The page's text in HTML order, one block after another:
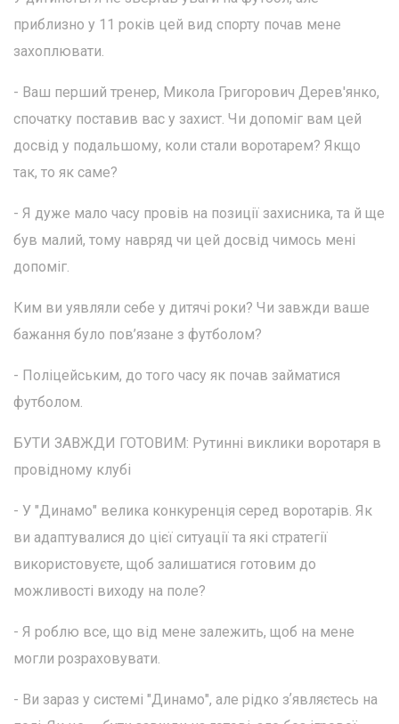
приблизно у 11 років цей вид спорту почав мене
захоплювати.
- Ваш перший тренер, Микола Григорович Дерев'янко,
спочатку поставив вас у захист. Чи допоміг вам цей
досвід у подальшому, коли стали воротарем? Якщо
так, то як саме?
- Я дуже мало часу провів на позиції захисника, та й ще
був малий, тому навряд чи цей досвід чимось мені
допоміг.
Ким ви уявляли себе у дитячі роки? Чи завжди ваше
бажання було пов’язане з футболом?
- Поліцейським, до того часу як почав займатися
футболом.
БУТИ ЗАВЖДИ ГОТОВИМ: Рутинні виклики воротаря в
провідному клубі
- У "Динамо" велика конкуренція серед воротарів. Як
ви адаптувалися до цієї ситуації та які стратегії
використовуєте, щоб залишатися готовим до
можливості виходу на поле?
- Я роблю все, що від мене залежить, щоб на мене
могли розраховувати.
- Ви зараз у системі "Динамо", але рідко зʼявляєтесь на